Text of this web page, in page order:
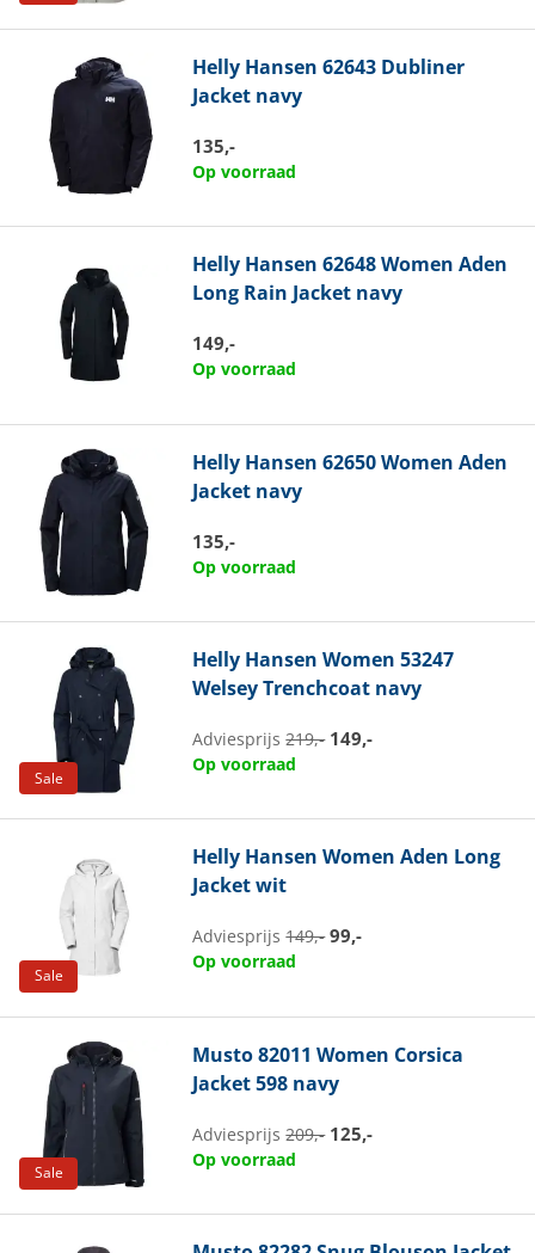
Helly Hansen 62643 Dubliner
Jacket navy
135,-
Op voorraad
Helly Hansen 62648 Women Aden
Long Rain Jacket navy
149,-
Op voorraad
Helly Hansen 62650 Women Aden
Jacket navy
135,-
Op voorraad
Sale
Helly Hansen Women 53247
Welsey Trenchcoat navy
Adviesprijs219,- 149,-
Op voorraad
Sale
Helly Hansen Women Aden Long
Jacket wit
Adviesprijs149,- 99,-
Op voorraad
Sale
Musto82011 Women Corsica
Jacket 598 navy
Adviesprijs209,- 125,-
Op voorraad